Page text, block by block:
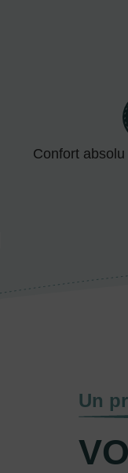
Confort
Un